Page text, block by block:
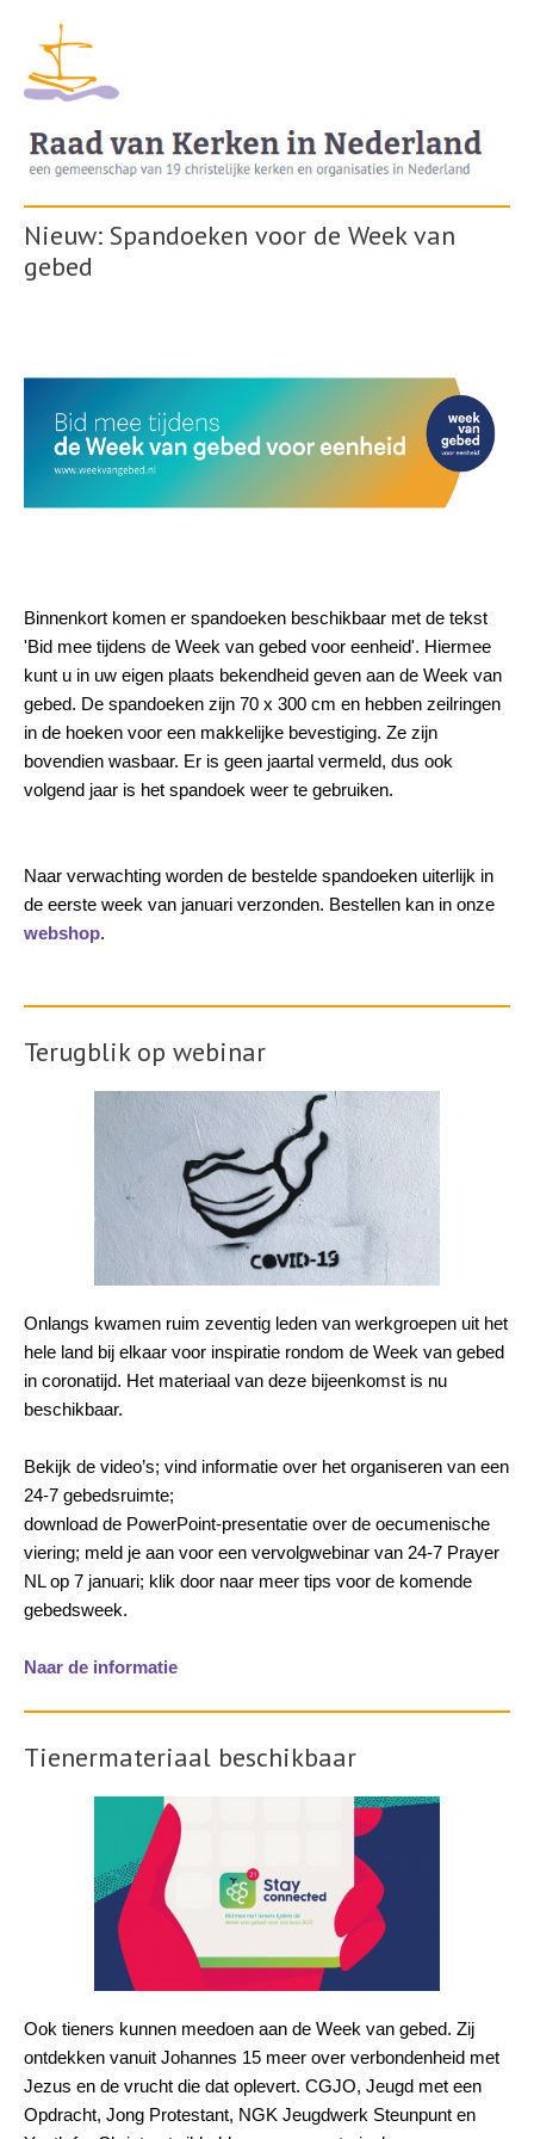
Nieuw: Spandoeken voor de Week van
gebed
Binnenkort komen er spandoeken beschikbaar met de tekst
'Bid mee tijdens de Week van gebed voor eenheid'. Hiermee
kunt u in uw eigen plaats bekendheid geven aan de Week van
gebed. De spandoeken zijn 70 x 300 cm en hebben zeilringen
in de hoeken voor een makkelijke bevestiging. Ze zijn
bovendien wasbaar. Er is geen jaartal vermeld, dus ook
volgend jaar is het spandoek weer te gebruiken.
Naar verwachting worden de bestelde spandoeken uiterlijk in
de eerste week van januari verzonden. Bestellen kan in onze
webshop.
Terugblik op webinar
Onlangs kwamen ruim zeventig leden van werkgroepen uit het
hele land bij elkaar voor inspiratie rondom de Week van gebed
in coronatijd. Het materiaal van deze bijeenkomst is nu
beschikbaar.
Bekijk de video’s; vind informatie over het organiseren van een
24-7 gebedsruimte;
download de PowerPoint-presentatie over de oecumenische
viering; meld je aan voor een vervolgwebinar van 24-7 Prayer
NL op 7 januari; klik door naar meer tips voor de komende
gebedsweek.
Naar de informatie
Tienermateriaal beschikbaar
Ook tieners kunnen meedoen aan de Week van gebed. Zij
ontdekken vanuit Johannes 15 meer over verbondenheid met
Jezus en de vrucht die dat oplevert. CGJO, Jeugd met een
Opdracht, Jong Protestant, NGK Jeugdwerk Steunpunt en